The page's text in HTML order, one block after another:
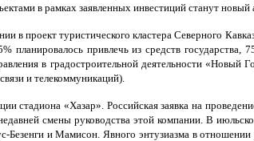
в рамках заявленных инвестиций станут новый
в проект туристического кластера Северного
привлечь из средств
в градостроительной деятельности
и телекоммуникаций).
стадиона «Хазар». Российская заявка на
смены руководства этой компании. В
и Мамисон. Явного энтузиазма в